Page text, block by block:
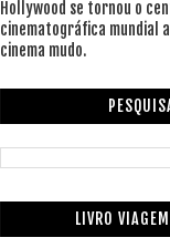
Hollywood se tornou o
cinematográfica mundial
cinema mudo.
LIVRO